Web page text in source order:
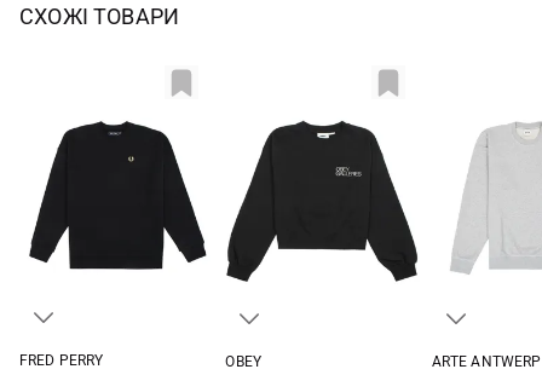
СХОЖІ ТОВАРИ
FRED PERRY
OBEY
ARTE ANTWERP